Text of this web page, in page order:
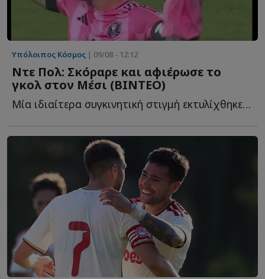
Υπόλοιπος Κόσμος | 09/08 - 12:12
Ντε Πολ: Σκόραρε και αφιέρωσε το
γκολ στον Μέσι (BINTEO)
Μία ιδιαίτερα συγκινητική στιγμή εκτυλίχθηκε στην α...